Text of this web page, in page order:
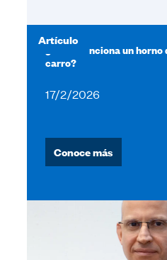
Artículo
¿Cómo funciona un
carro?
17/2/2026
Conoce más